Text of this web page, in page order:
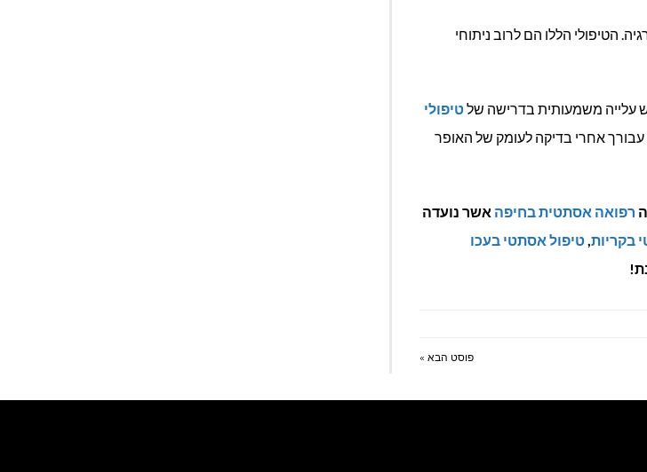
הטיפולי הללו הם לרוב ניתוחי
עלייה משמעותית בדרישה שלטיפולי
אחרי בדיקה לעומק של האופר
רפואה אסתטית בחיפה אשר נועדה
בקריות,טיפול אסתטי בעכו
פוסט הבא »